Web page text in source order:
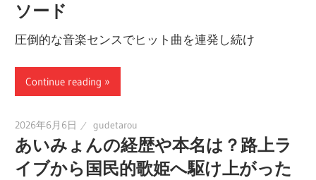
ソード
圧倒的な音楽センスでヒット曲を連発し続け
Continue reading
2026年6月6日 gudetarou
あいみょんの経歴や本名は？路上ラ
イブから国民的歌姫へ駆け上がった